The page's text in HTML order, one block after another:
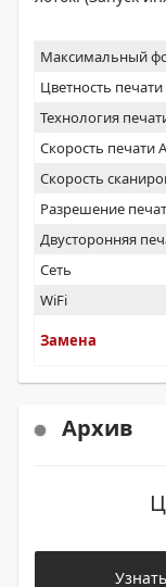
Максимальный
Цветность печати
Технология
Скорость печати
Скорость
Разрешение
Двусторонняя
Сеть
WiFi
Замена
Архив